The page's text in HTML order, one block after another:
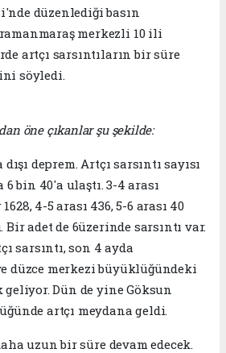
düzenlediği basın
merkezli 10 ili
artçı sarsıntıların bir süre
söyledi.
öne çıkanlar şu şekilde:
deprem. Artçı sarsıntı sayısı
bin 40'a ulaştı. 3-4 arası
4-5 arası 436, 5-6 arası 40
adet de 6üzerinde sarsıntı var.
sarsıntı, son 4 ayda
düzce merkezi büyüklüğündeki
geliyor. Dün de yine Göksun
artçı meydana geldi.
uzun bir süre devam edecek.